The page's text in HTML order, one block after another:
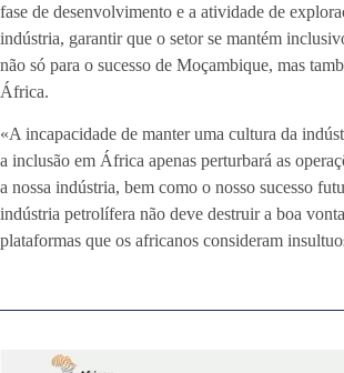
fase de desenvolvimento e a atividade de
indústria, garantir que o setor se mantém
não só para o sucesso de Moçambique, mas
África.
«A incapacidade de manter uma cultura da
a inclusão em África apenas perturbará as
a nossa indústria, bem como o nosso sucesso
indústria petrolífera não deve destruir a boa
plataformas que os africanos consideram